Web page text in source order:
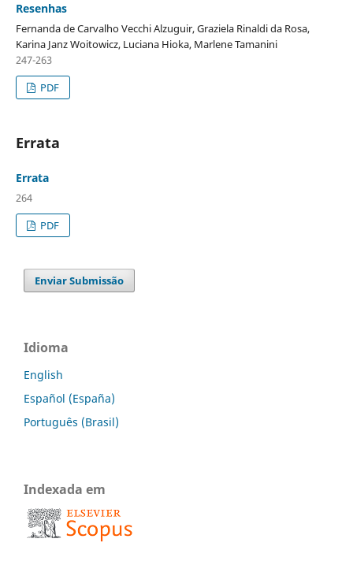
Resenhas
Fernanda de Carvalho Vecchi Alzuguir, Graziela Rinaldi da Rosa,
Karina Janz Woitowicz, Luciana Hioka, Marlene Tamanini
247-263
PDF
Errata
Errata
264
PDF
Enviar Submissão
Idioma
English
Español (España)
Português (Brasil)
Indexada em